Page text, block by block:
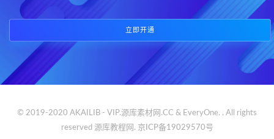
立即开通
© 2019-2020 AKAILIB - VIP.源库素材网.CC & EveryOne. . All rights
reserved 源库教程网. 京ICP备19029570号